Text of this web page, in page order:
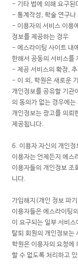
- 기타 법에 의해 요구된
- 통계작성, 학술 연구나
- 이용자의 서비스 이용
정보를 제공하는 경우
- 에스라이팅 사이트 내
한해서 공동의 서비스를
- 제공 서비스의 확장,
- 이 외, 학원은 새로운
개인정보를 공유할 기관
의 동의가 없는 경우에
개인정보는 광고를 의뢰
제공됩니다.
6. 이용자 자신의 개인정
이용자는 언제든지 에스
이용자들의 개인정보 조
니다.
가입해지(개인 정보 파
이용자들은 에스라이팅
이 요구되는 일부 서비
탈퇴 회원의 개인정보는
학원은 이용자의 요청에
할 수 없도록 처리하고